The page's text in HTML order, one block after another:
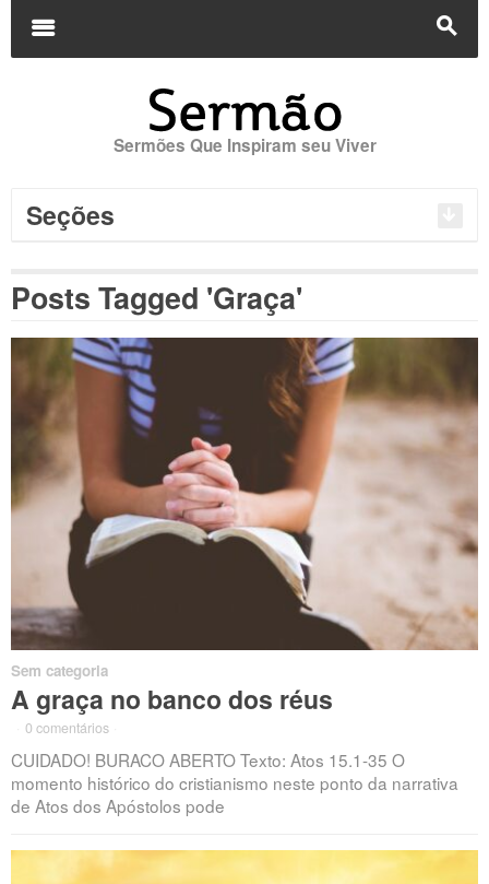
s
m
Sermões Que Inspiram seu Viver
Seções
Posts Tagged 'Graça'
Sem categoria
A graça no banco dos réus
0 comentários
CUIDADO! BURACO ABERTO Texto: Atos 15.1-35 O
momento histórico do cristianismo neste ponto da narrativa
de Atos dos Apóstolos pode